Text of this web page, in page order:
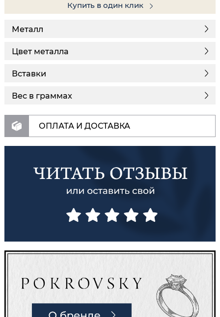
Купить в один клик
Металл
Цвет металла
Вставки
Вес в граммах
ОПЛАТА И ДОСТАВКА